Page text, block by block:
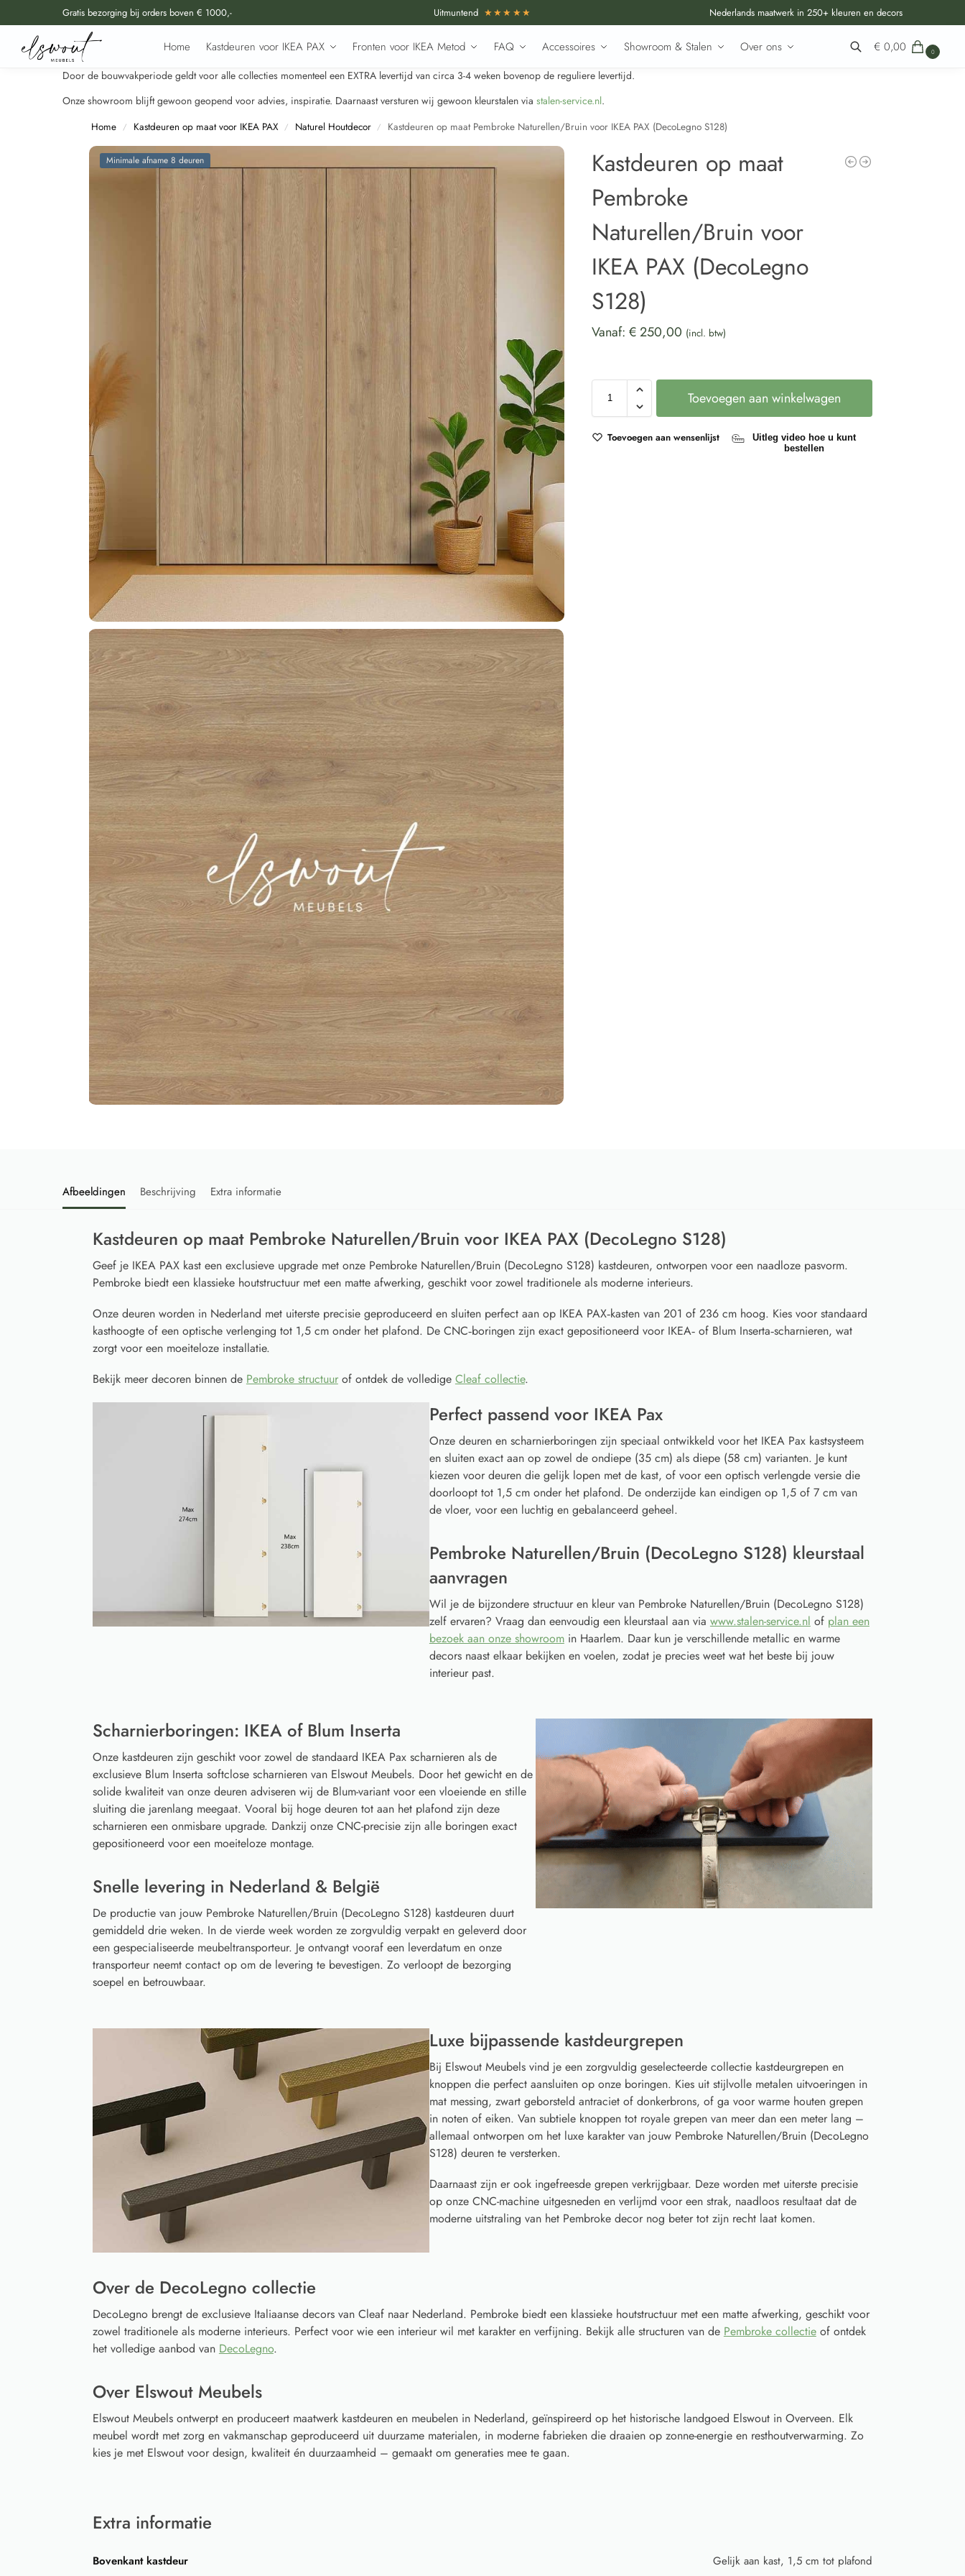
Gratis bezorging bij orders boven € 1000,- Uitmuntend ★★★★★ Nederlands maatwerk in 250+ kleuren en decors
Home Kastdeuren voor IKEA PAX Fronten voor IKEA Metod FAQ Accessoires Showroom & Stalen Over ons
Doorzoek al onze producten
€ 0,00 0
Door de bouwvakperiode geldt voor alle collecties momenteel een EXTRA levertijd van circa 3-4 weken bovenop de reguliere levertijd.
Onze showroom blijft gewoon geopend voor advies, inspiratie. Daarnaast versturen wij gewoon kleurstalen via stalen-service.nl.
Home / Kastdeuren op maat voor IKEA PAX / Naturel Houtdecor / Kastdeuren op maat Pembroke Naturellen/Bruin voor IKEA PAX (DecoLegno S128)
Minimale afname 8 deuren
Kastdeuren op maat
Pembroke
Naturellen/Bruin voor
IKEA PAX (DecoLegno
S128)
Vanaf:€250,00 (incl. btw)
Toevoegen aan winkelwagen
Toevoegen aan wensenlijst
Uitleg video hoe u kunt
bestellen
Afbeeldingen Beschrijving Extra informatie
Kastdeuren op maat Pembroke Naturellen/Bruin voor IKEA PAX (DecoLegno S128)
Geef je IKEA PAX kast een exclusieve upgrade met onze Pembroke Naturellen/Bruin (DecoLegno S128) kastdeuren, ontworpen voor een naadloze pasvorm.
Pembroke biedt een klassieke houtstructuur met een matte afwerking, geschikt voor zowel traditionele als moderne interieurs.
Onze deuren worden in Nederland met uiterste precisie geproduceerd en sluiten perfect aan op IKEA PAX‑kasten van 201 of 236 cm hoog. Kies voor standaard
kasthoogte of een optische verlenging tot 1,5 cm onder het plafond. De CNC‑boringen zijn exact gepositioneerd voor IKEA‑ of Blum Inserta‑scharnieren, wat
zorgt voor een moeiteloze installatie.
Bekijk meer decoren binnen de Pembroke structuurof ontdek de volledige Cleaf collectie.
Perfect passend voor IKEA Pax
Onze deuren en scharnierboringen zijn speciaal ontwikkeld voor het IKEA Pax kastsysteem
en sluiten exact aan op zowel de ondiepe (35 cm) als diepe (58 cm) varianten. Je kunt
kiezen voor deuren die gelijk lopen met de kast, of voor een optisch verlengde versie die
doorloopt tot 1,5 cm onder het plafond. De onderzijde kan eindigen op 1,5 of 7 cm van
de vloer, voor een luchtig en gebalanceerd geheel.
Pembroke Naturellen/Bruin (DecoLegno S128) kleurstaal
aanvragen
Wil je de bijzondere structuur en kleur van Pembroke Naturellen/Bruin (DecoLegno S128)
zelf ervaren? Vraag dan eenvoudig een kleurstaal aan via www.stalen-service.nl of plan een
bezoek aan onze showroomin Haarlem. Daar kun je verschillende metallic en warme
decors naast elkaar bekijken en voelen, zodat je precies weet wat het beste bij jouw
interieur past.
Scharnierboringen: IKEA of Blum Inserta
Onze kastdeuren zijn geschikt voor zowel de standaard IKEA Pax scharnieren als de
exclusieve Blum Inserta softclose scharnieren van Elswout Meubels. Door het gewicht en de
solide kwaliteit van onze deuren adviseren wij de Blum-variant voor een vloeiende en stille
sluiting die jarenlang meegaat. Vooral bij hoge deuren tot aan het plafond zijn deze
scharnieren een onmisbare upgrade. Dankzij onze CNC-precisie zijn alle boringen exact
gepositioneerd voor een moeiteloze montage.
Snelle levering in Nederland & België
De productie van jouw Pembroke Naturellen/Bruin (DecoLegno S128) kastdeuren duurt
gemiddeld drie weken. In de vierde week worden ze zorgvuldig verpakt en geleverd door
een gespecialiseerde meubeltransporteur. Je ontvangt vooraf een leverdatum en onze
transporteur neemt contact op om de levering te bevestigen. Zo verloopt de bezorging
soepel en betrouwbaar.
Luxe bijpassende kastdeurgrepen
Bij Elswout Meubels vind je een zorgvuldig geselecteerde collectie kastdeurgrepen en
knoppen die perfect aansluiten op onze boringen. Kies uit stijlvolle metalen uitvoeringen in
mat messing, zwart geborsteld antraciet of donkerbrons, of ga voor warme houten grepen
in noten of eiken. Van subtiele knoppen tot royale grepen van meer dan een meter lang –
allemaal ontworpen om het luxe karakter van jouw Pembroke Naturellen/Bruin (DecoLegno
S128) deuren te versterken.
Daarnaast zijn er ook ingefreesde grepen verkrijgbaar. Deze worden met uiterste precisie
op onze CNC-machine uitgesneden en verlijmd voor een strak, naadloos resultaat dat de
moderne uitstraling van het Pembroke decor nog beter tot zijn recht laat komen.
Over de DecoLegno collectie
DecoLegno brengt de exclusieve Italiaanse decors van Cleaf naar Nederland. Pembroke biedt een klassieke houtstructuur met een matte afwerking, geschikt voor
zowel traditionele als moderne interieurs. Perfect voor wie een interieur wil met karakter en verfijning. Bekijk alle structuren van de Pembroke collectieof ontdek
het volledige aanbod van DecoLegno.
Over Elswout Meubels
Elswout Meubels ontwerpt en produceert maatwerk kastdeuren en meubelen in Nederland, geïnspireerd op het historische landgoed Elswout in Overveen. Elk
meubel wordt met zorg en vakmanschap geproduceerd uit duurzame materialen, in moderne fabrieken die draaien op zonne-energie en resthoutverwarming. Zo
kies je met Elswout voor design, kwaliteit én duurzaamheid – gemaakt om generaties mee te gaan.
Extra informatie
Bovenkant kastdeur Gelijk aan kast, 1,5 cm tot plafond